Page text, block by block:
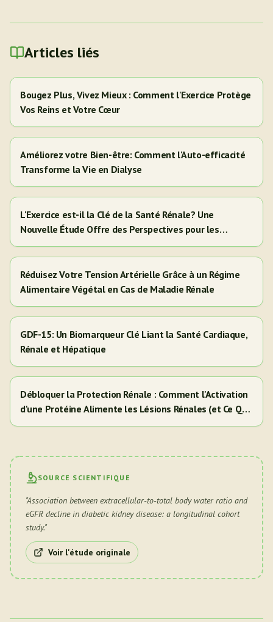
Articles liés
Bougez Plus, Vivez Mieux : Comment l'Exercice Protège
Vos Reins et Votre Cœur
Améliorez votre Bien-être: Comment l'Auto-efficacité
Transforme la Vie en Dialyse
L'Exercice est-il la Clé de la Santé Rénale? Une
Nouvelle Étude Offre des Perspectives pour les
Adultes Hispaniques/Latinos
Réduisez Votre Tension Artérielle Grâce à un Régime
Alimentaire Végétal en Cas de Maladie Rénale
GDF-15: Un Biomarqueur Clé Liant la Santé Cardiaque,
Rénale et Hépatique
Débloquer la Protection Rénale : Comment l'Activation
d'une Protéine Alimente les Lésions Rénales (et Ce Que
Cela Signifie Pour Vous)
SOURCE SCIENTIFIQUE
"Association between extracellular-to-total body water ratio and
eGFR decline in diabetic kidney disease: a longitudinal cohort
study."
Voir l'étude originale